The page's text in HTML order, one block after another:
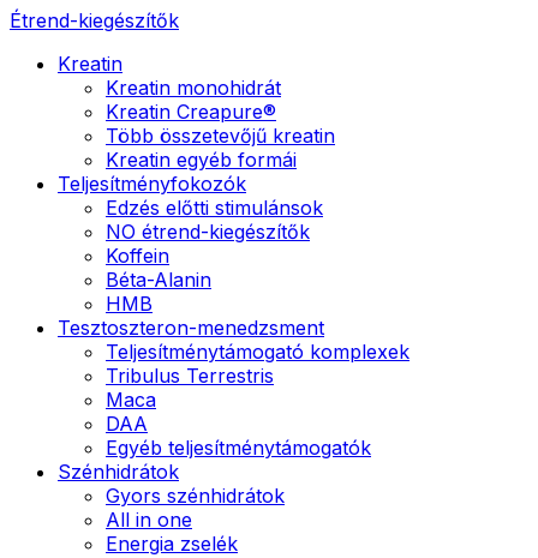
Étrend-kiegészítők
Kreatin
Kreatin monohidrát
Kreatin Creapure®
Több összetevőjű kreatin
Kreatin egyéb formái
Teljesítményfokozók
Edzés előtti stimulánsok
NO étrend-kiegészítők
Koffein
Béta-Alanin
HMB
Tesztoszteron-menedzsment
Teljesítménytámogató komplexek
Tribulus Terrestris
Maca
DAA
Egyéb teljesítménytámogatók
Szénhidrátok
Gyors szénhidrátok
All in one
Energia zselék